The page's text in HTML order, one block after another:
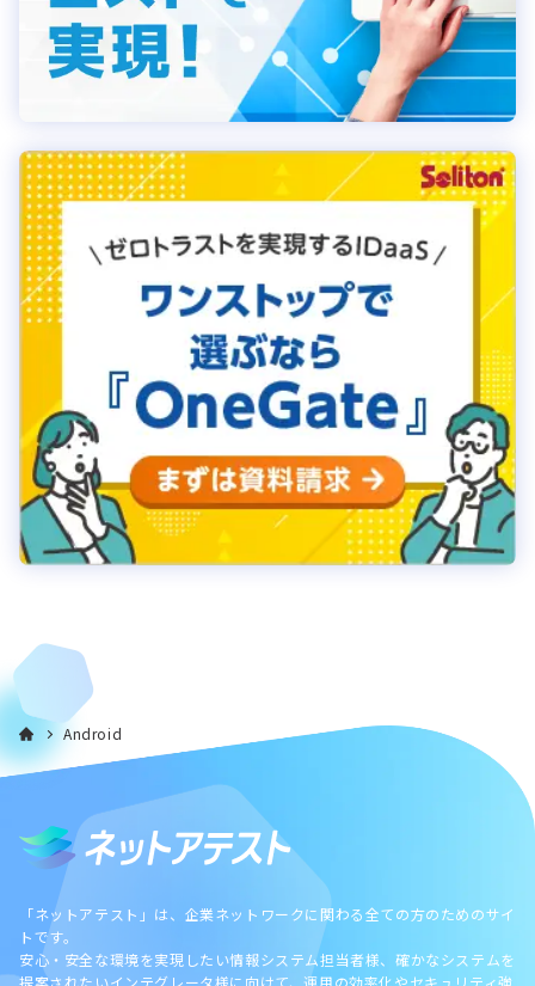
Android
「ネットアテスト」は、企業ネットワークに関わる全ての方のためのサイ
トです。
安心・安全な環境を実現したい情報システム担当者様、確かなシステムを